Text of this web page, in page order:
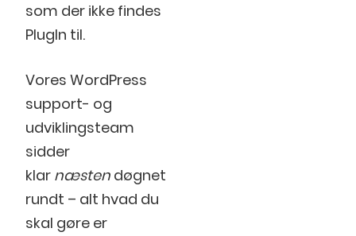
som der ikke findes
PlugIn til.
Vores WordPress
support- og
udviklingsteam
sidder
klar næsten døgnet
rundt – alt hvad du
skal gøre er